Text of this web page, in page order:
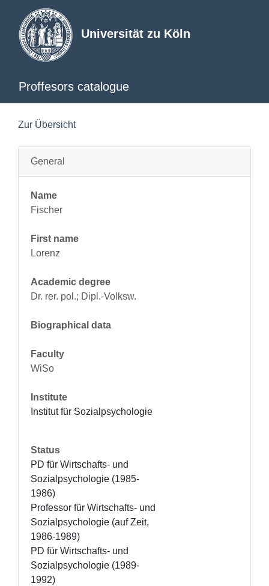
Universität zu Köln
Proffesors catalogue
Zur Übersicht
General
Name
Fischer
First name
Lorenz
Academic degree
Dr. rer. pol.; Dipl.-Volksw.
Biographical data
Faculty
WiSo
Institute
Institut für Sozialpsychologie
Status
PD für Wirtschafts- und
Sozialpsychologie (1985-
1986)
Professor für Wirtschafts- und
Sozialpsychologie (auf Zeit,
1986-1989)
PD für Wirtschafts- und
Sozialpsychologie (1989-
1992)